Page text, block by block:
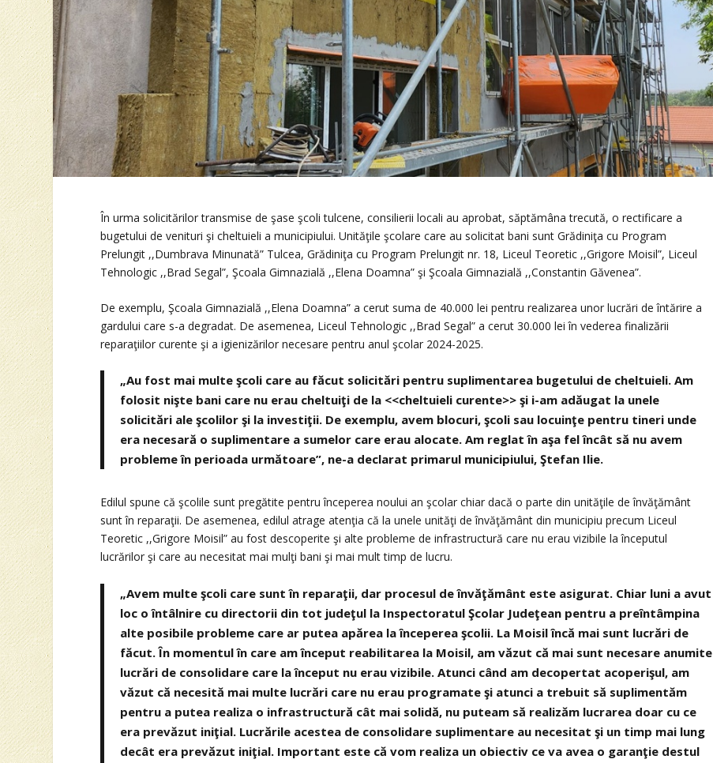
În urma solicitărilor transmise de şase şcoli tulcene, consilierii locali au aprobat, săptămâna trecută, o rectificare a
bugetului de venituri şi cheltuieli a municipiului. Unităţile şcolare care au solicitat bani sunt Grădiniţa cu Program
Prelungit ,,Dumbrava Minunată” Tulcea, Grădiniţa cu Program Prelungit nr. 18, Liceul Teoretic ,,Grigore Moisil”, Liceul
Tehnologic ,,Brad Segal”, Şcoala Gimnazială ,,Elena Doamna” şi Şcoala Gimnazială ,,Constantin Găvenea”.
De exemplu, Şcoala Gimnazială ,,Elena Doamna” a cerut suma de 40.000 lei pentru realizarea unor lucrări de întărire a
gardului care s-a degradat. De asemenea, Liceul Tehnologic ,,Brad Segal” a cerut 30.000 lei în vederea finalizării
reparaţiilor curente şi a igienizărilor necesare pentru anul şcolar 2024-2025.
„Au fost mai multe şcoli care au făcut solicitări pentru suplimentarea bugetului de cheltuieli. Am
folosit nişte bani care nu erau cheltuiţi de la <<cheltuieli curente>> şi i-am adăugat la unele
solicitări ale şcolilor şi la investiţii. De exemplu, avem blocuri, şcoli sau locuinţe pentru tineri unde
era necesară o suplimentare a sumelor care erau alocate. Am reglat în aşa fel încât să nu avem
probleme în perioada următoare”, ne-a declarat primarul municipiului, Ştefan Ilie.
Edilul spune că şcolile sunt pregătite pentru începerea noului an şcolar chiar dacă o parte din unităţile de învăţământ
sunt în reparaţii. De asemenea, edilul atrage atenţia că la unele unităţi de învăţământ din municipiu precum Liceul
Teoretic ,,Grigore Moisil” au fost descoperite şi alte probleme de infrastructură care nu erau vizibile la începutul
lucrărilor şi care au necesitat mai mulţi bani şi mai mult timp de lucru.
„Avem multe şcoli care sunt în reparaţii, dar procesul de învăţământ este asigurat. Chiar luni a avut
loc o întâlnire cu directorii din tot judeţul la Inspectoratul Şcolar Judeţean pentru a preîntâmpina
alte posibile probleme care ar putea apărea la începerea şcolii. La Moisil încă mai sunt lucrări de
făcut. În momentul în care am început reabilitarea la Moisil, am văzut că mai sunt necesare anumite
lucrări de consolidare care la început nu erau vizibile. Atunci când am decopertat acoperişul, am
văzut că necesită mai multe lucrări care nu erau programate şi atunci a trebuit să suplimentăm
pentru a putea realiza o infrastructură cât mai solidă, nu puteam să realizăm lucrarea doar cu ce
era prevăzut iniţial. Lucrările acestea de consolidare suplimentare au necesitat şi un timp mai lung
decât era prevăzut iniţial. Important este că vom realiza un obiectiv ce va avea o garanţie destul